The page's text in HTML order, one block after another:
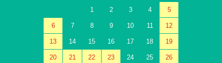
1 2 3 4 5
6 7 8 9 10 11 12
13 14 15 16 17 18 19
20 21 22 23 24 25 26